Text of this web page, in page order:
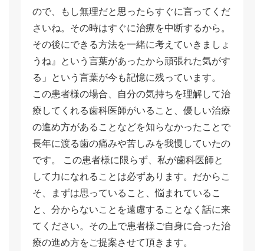
ので、もし無理だと思ったらすぐに言ってくだ
さいね。その時はすぐに治療を中断するから。
その後にできる方法を一緒に考えていきましょ
うね』という言葉があったから頑張れた気がす
る」という言葉が今も記憶に残っています。
この患者様の場合、自分の気持ちを理解して治
療してくれる歯科医師がいること、優しい治療
の進め方があることなどを知らなかったことで
長年に渡る歯の痛みや苦しみを我慢していたの
です。 この患者様に限らず、私が歯科医師と
して力になれることは必ずあります。だからこ
そ、まずは思っていること、悩まれているこ
と、分からないことを遠慮することなく話に来
てください。その上で患者様ご自身に合った治
療の進め方をご提案させて頂きます。